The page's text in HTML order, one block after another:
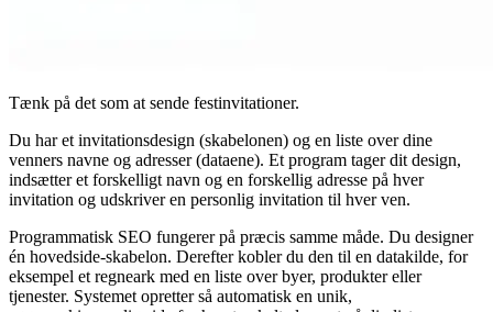
Tænk på det som at sende festinvitationer.
Du har et invitationsdesign (skabelonen) og en liste over dine
venners navne og adresser (dataene). Et program tager dit design,
indsætter et forskelligt navn og en forskellig adresse på hver
invitation og udskriver en personlig invitation til hver ven.
Programmatisk SEO fungerer på præcis samme måde. Du designer
én hovedside‑skabelon. Derefter kobler du den til en datakilde, for
eksempel et regneark med en liste over byer, produkter eller
tjenester. Systemet opretter så automatisk en unik,